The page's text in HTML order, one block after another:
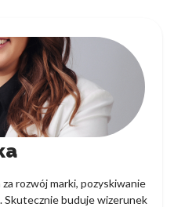
rozwój marki, pozyskiwanie
buduje wizerunek